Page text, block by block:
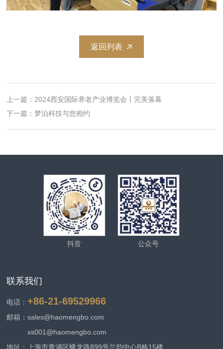
返回列表
上一篇：2024西安国际养老产业博览会丨完美落幕
下一篇：梦泊科技与您相约
抖音 公众号
联系我们
电话： +86-21-69529966
邮箱：sales@haomengbo.com
xs001@haomengbo.com
地址：上海市青浦区蟠龙路899号兰韵中心B栋15楼